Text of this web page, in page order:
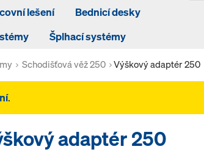
lešení
Bednicí desky
Šplhací systémy
Schodišťová věž 250 Výškový adaptér 250
.
adaptér 250